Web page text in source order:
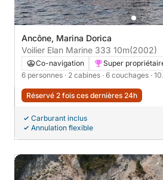
Ancône, Marina Dorica
Voilier Elan Marine 333 10m(2002)
Co-navigation Super
6 personnes · 2 cabines · 6 couchages ·
Réservé 2 fois ces dernières 24h
Carburant inclus
Annulation flexible